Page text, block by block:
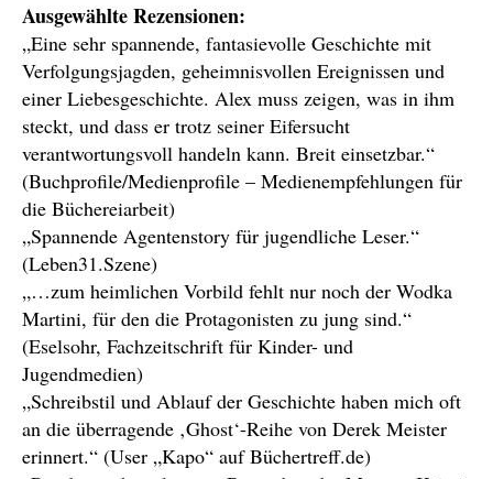
Ausgewählte Rezensionen:
„Eine sehr spannende, fantasievolle Geschichte mit
Verfolgungsjagden, geheimnisvollen Ereignissen und
einer Liebesgeschichte. Alex muss zeigen, was in ihm
steckt, und dass er trotz seiner Eifersucht
verantwortungsvoll handeln kann. Breit einsetzbar.“
(Buchprofile/Medienprofile – Medienempfehlungen für
die Büchereiarbeit)
„Spannende Agentenstory für jugendliche Leser.“
(Leben31.Szene)
„…zum heimlichen Vorbild fehlt nur noch der Wodka
Martini, für den die Protagonisten zu jung sind.“
(Eselsohr, Fachzeitschrift für Kinder- und
Jugendmedien)
„Schreibstil und Ablauf der Geschichte haben mich oft
an die überragende ‚Ghost‘-Reihe von Derek Meister
erinnert.“ (User „Kapo“ auf Büchertreff.de)